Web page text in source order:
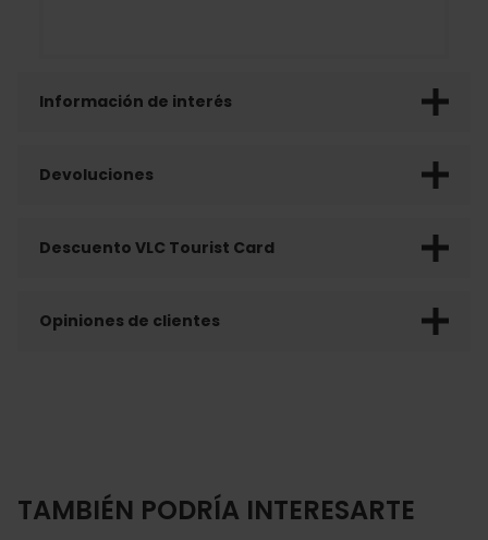
Información de interés
Devoluciones
Descuento VLC Tourist Card
Opiniones de clientes
TAMBIÉN PODRÍA INTERESARTE